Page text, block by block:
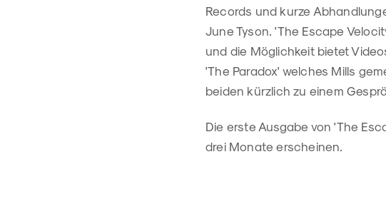
Records und kurze
June Tyson. 'The Escape
und die Möglichkeit bietet
'The Paradox' welches Mills
beiden kürzlich zu einem
Die erste Ausgabe von 'The
drei Monate erscheinen.